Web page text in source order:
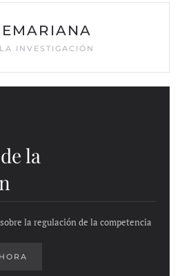
INVESTIGACIÓN
la
la regulación de la competencia